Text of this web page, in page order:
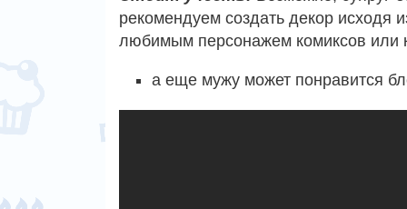
рекомендуем создать декор исходя
любимым персонажем комиксов или
а еще мужу может понравится